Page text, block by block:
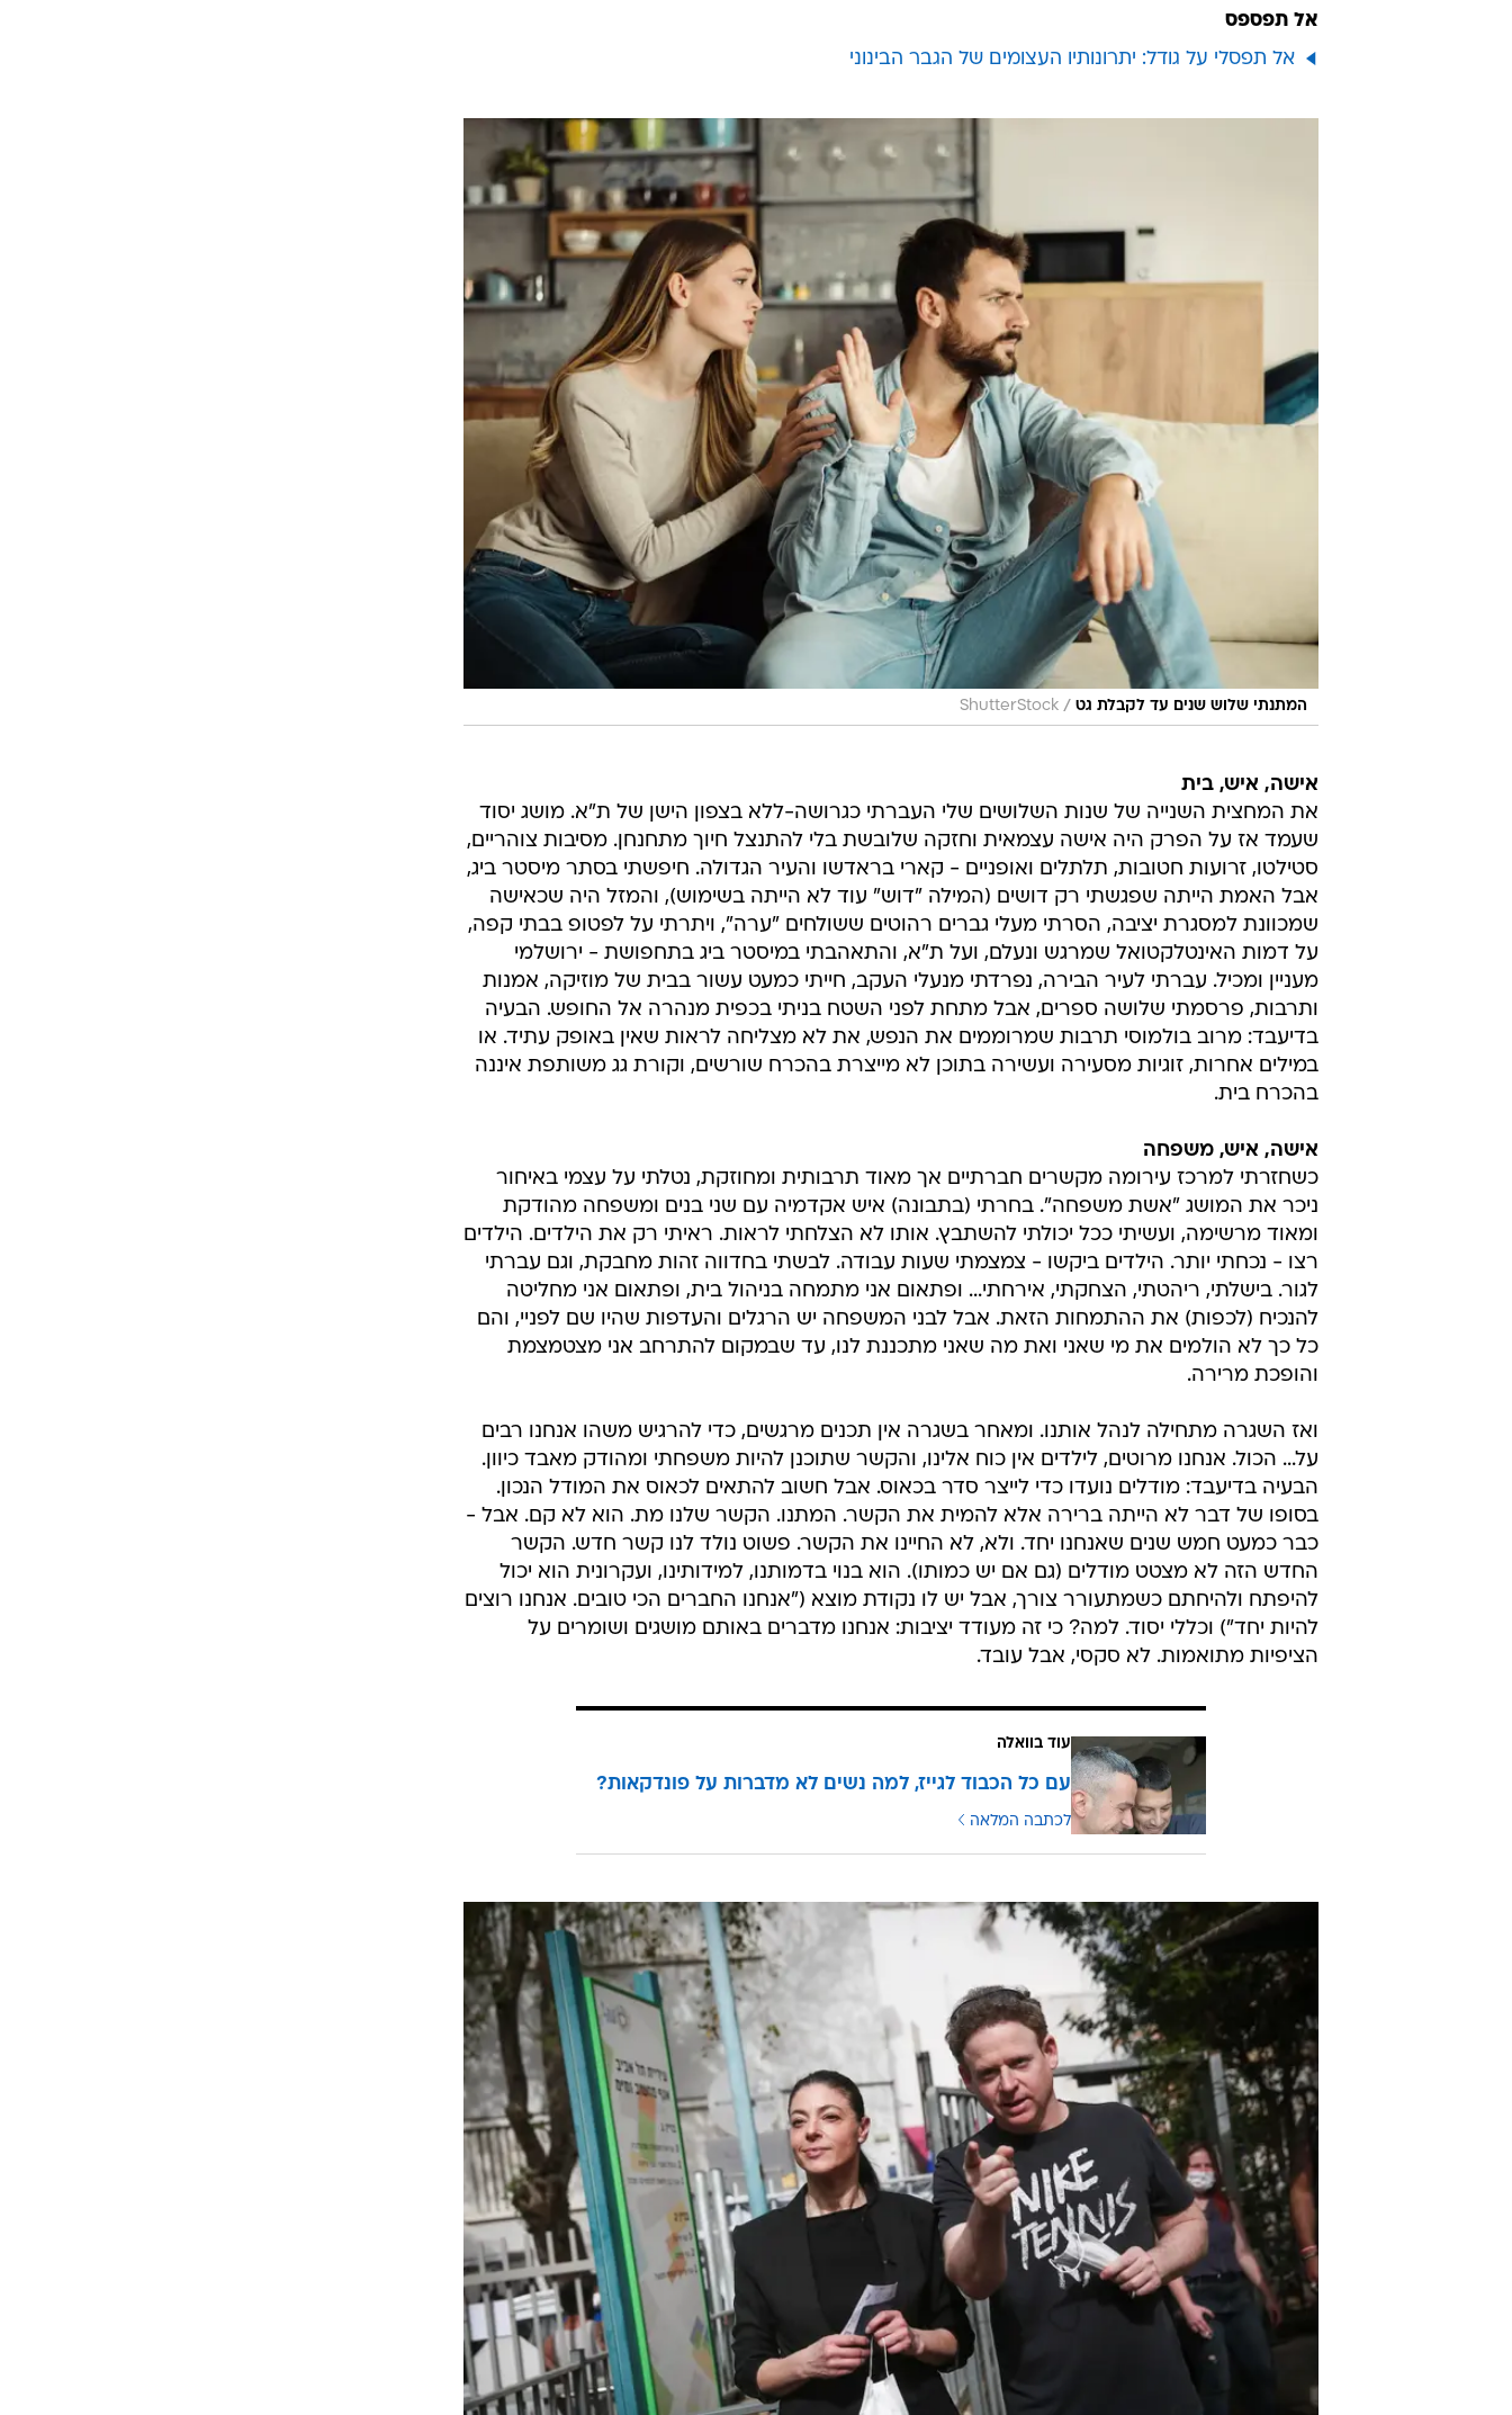
אל תפספס
אל תפסלי על גודל: יתרונותיו העצומים של הגבר הבינוני
המתנתי שלוש שנים עד לקבלת גט /
ShutterStock
אישה, איש, בית
את המחצית השנייה של שנות השלושים שלי העברתי כגרושה-ללא בצפון הישן של ת"א. מושג יסוד
שעמד אז על הפרק היה אישה עצמאית וחזקה שלובשת בלי להתנצל חיוך מתחנחן. מסיבות צוהריים,
סטילטו, זרועות חטובות, תלתלים ואופניים - קארי בראדשו והעיר הגדולה. חיפשתי בסתר מיסטר ביג,
אבל האמת הייתה שפגשתי רק דושים (המילה "דוש" עוד לא הייתה בשימוש), והמזל היה שכאישה
שמכוונת למסגרת יציבה, הסרתי מעלי גברים רהוטים ששולחים "ערה", ויתרתי על לפטופ בבתי קפה,
על דמות האינטלקטואל שמרגש ונעלם, ועל ת"א, והתאהבתי במיסטר ביג בתחפושת - ירושלמי
מעניין ומכיל. עברתי לעיר הבירה, נפרדתי מנעלי העקב, חייתי כמעט עשור בבית של מוזיקה, אמנות
ותרבות, פרסמתי שלושה ספרים, אבל מתחת לפני השטח בניתי בכפית מנהרה אל החופש. הבעיה
בדיעבד: מרוב בולמוסי תרבות שמרוממים את הנפש, את לא מצליחה לראות שאין באופק עתיד. או
במילים אחרות, זוגיות מסעירה ועשירה בתוכן לא מייצרת בהכרח שורשים, וקורת גג משותפת איננה
בהכרח בית.
אישה, איש, משפחה
כשחזרתי למרכז עירומה מקשרים חברתיים אך מאוד תרבותית ומחוזקת, נטלתי על עצמי באיחור
ניכר את המושג "אשת משפחה". בחרתי (בתבונה) איש אקדמיה עם שני בנים ומשפחה מהודקת
ומאוד מרשימה, ועשיתי ככל יכולתי להשתבץ. אותו לא הצלחתי לראות. ראיתי רק את הילדים. הילדים
רצו - נכחתי יותר. הילדים ביקשו - צמצמתי שעות עבודה. לבשתי בחדווה זהות מחבקת, וגם עברתי
לגור. בישלתי, ריהטתי, הצחקתי, אירחתי... ופתאום אני מתמחה בניהול בית, ופתאום אני מחליטה
להנכיח (לכפות) את ההתמחות הזאת. אבל לבני המשפחה יש הרגלים והעדפות שהיו שם לפניי, והם
כל כך לא הולמים את מי שאני ואת מה שאני מתכננת לנו, עד שבמקום להתרחב אני מצטמצמת
והופכת מרירה.
ואז השגרה מתחילה לנהל אותנו. ומאחר בשגרה אין תכנים מרגשים, כדי להרגיש משהו אנחנו רבים
על... הכול. אנחנו מרוטים, לילדים אין כוח אלינו, והקשר שתוכנן להיות משפחתי ומהודק מאבד כיוון.
הבעיה בדיעבד: מודלים נועדו כדי לייצר סדר בכאוס. אבל חשוב להתאים לכאוס את המודל הנכון.
בסופו של דבר לא הייתה ברירה אלא להמית את הקשר. המתנו. הקשר שלנו מת. הוא לא קם. אבל -
כבר כמעט חמש שנים שאנחנו יחד. ולא, לא החיינו את הקשר. פשוט נולד לנו קשר חדש. הקשר
החדש הזה לא מצטט מודלים (גם אם יש כמותו). הוא בנוי בדמותנו, למידותינו, ועקרונית הוא יכול
להיפתח ולהיחתם כשמתעורר צורך, אבל יש לו נקודת מוצא ("אנחנו החברים הכי טובים. אנחנו רוצים
להיות יחד") וכללי יסוד. למה? כי זה מעודד יציבות: אנחנו מדברים באותם מושגים ושומרים על
הציפיות מתואמות. לא סקסי, אבל עובד.
עוד בוואלה
עם כל הכבוד לגייז, למה נשים לא מדברות על פונדקאות?
לכתבה המלאה